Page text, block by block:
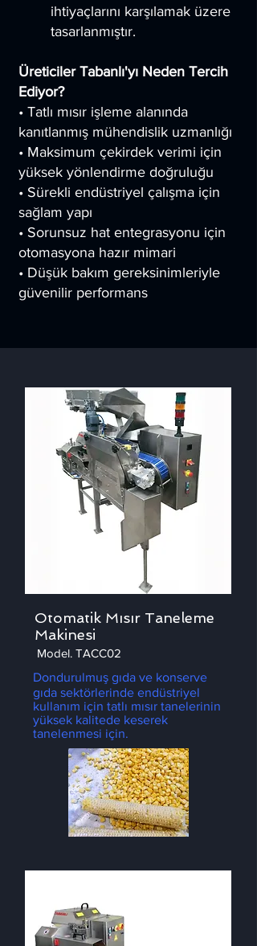
ihtiyaçlarını karşılamak üzere
tasarlanmıştır.
Üreticiler Tabanlı'yı Neden Tercih
Ediyor?
• Tatlı mısır işleme alanında
kanıtlanmış mühendislik uzmanlığı
• Maksimum çekirdek verimi için
yüksek yönlendirme doğruluğu
• Sürekli endüstriyel çalışma için
sağlam yapı
• Sorunsuz hat entegrasyonu için
otomasyona hazır mimari
• Düşük bakım gereksinimleriyle
güvenilir performans
Otomatik Mısır Taneleme
Makinesi
Model. TACC02
Dondurulmuş gıda ve konserve
gıda sektörlerinde endüstriyel
kullanım için tatlı mısır tanelerinin
yüksek kalitede keserek
tanelenmesi için.